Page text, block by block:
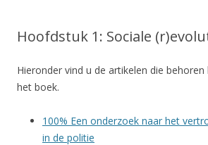
Hoofdstuk 1: Sociale
Hieronder vind u de artikelen die
het boek.
100% Een onderzoek naar het
in de politie